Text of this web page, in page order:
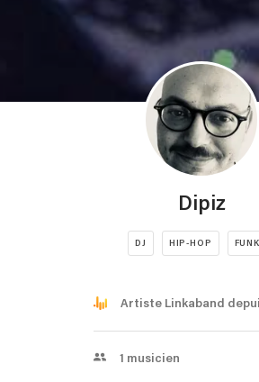
Dipiz
DJ HIP-HOP FUNK
Artiste Linkaband
1 musicien